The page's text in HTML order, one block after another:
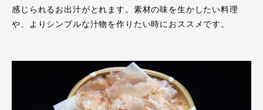
感じられるお出汁がとれます。素材の味を生かしたい料理
や、よりシンプルな汁物を作りたい時におススメです。